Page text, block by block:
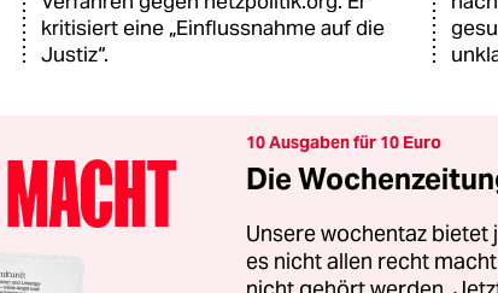
kritisiert eine „Einflussnahme auf die
Justiz“.
10 Ausgaben für 10 Euro
Die
Unsere wochentaz
es nicht allen recht